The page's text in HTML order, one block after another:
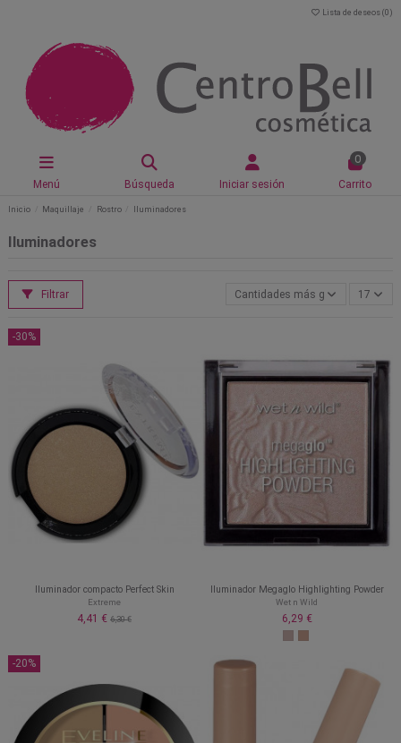
Lista de deseos (0 )
Menú Búsqueda Iniciar sesión
0
Carrito
Inicio Maquillaje Rostro Iluminadores
Iluminadores
Filtrar Cantidades más grandes primero
17
-30%
Iluminador compacto Perfect Skin
Extreme
4,41 € 6,30 €
Iluminador Megaglo Highlighting Powder
Wet n Wild
6,29 €
-20%